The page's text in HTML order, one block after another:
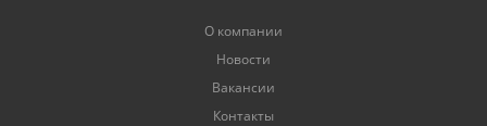
О компании
Новости
Вакансии
Контакты